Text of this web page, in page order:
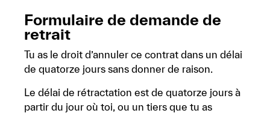
Formulaire de demande de
retrait
Tu as le droit d’annuler ce contrat dans un délai
de quatorze jours sans donner de raison.
Le délai de rétractation est de quatorze jours à
partir du jour où toi, ou un tiers que tu as